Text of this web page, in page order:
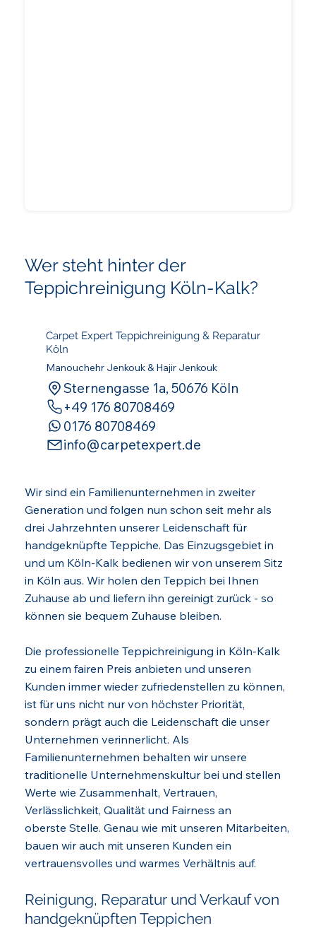
Wer steht hinter der
Teppichreinigung Köln-Kalk?
Wir sind ein Familienunternehmen in zweiter
Generation und folgen nun schon seit mehr als
drei Jahrzehnten unserer Leidenschaft für
handgeknüpfte Teppiche. Das Einzugsgebiet in
und um Köln-Kalk bedienen wir von unserem Sitz
in Köln aus. Wir holen den Teppich bei Ihnen
Zuhause ab und liefern ihn gereinigt zurück - so
können sie bequem Zuhause bleiben.
Die professionelle Teppichreinigung in Köln-Kalk
zu einem fairen Preis anbieten und unseren
Kunden immer wieder zufriedenstellen zu können,
ist für uns nicht nur von höchster Priorität,
sondern prägt auch die Leidenschaft die unser
Unternehmen verinnerlicht. Als
Familienunternehmen behalten wir unsere
traditionelle Unternehmenskultur bei und stellen
Werte wie Zusammenhalt, Vertrauen,
Verlässlichkeit, Qualität und Fairness an
oberste Stelle. Genau wie mit unseren Mitarbeiten,
bauen wir auch mit unseren Kunden ein
vertrauensvolles und warmes Verhältnis auf.
Reinigung, Reparatur und Verkauf von
handgeknüpften Teppichen
Carpet Expert Teppichreinigung & Reparatur
Köln
Manouchehr Jenkouk & Hajir Jenkouk
Sternengasse 1a, 50676 Köln
‪+49 176 80708469‬
0176 80708469
info@carpetexpert.de